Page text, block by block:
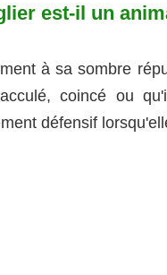
est-il un
à sa sombre
coincé ou
défensif